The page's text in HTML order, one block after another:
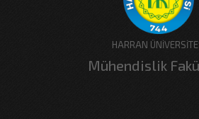
HARRAN
Mühendislik